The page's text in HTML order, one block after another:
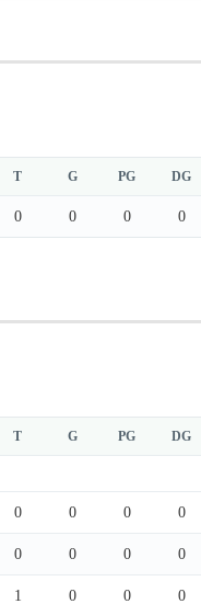
T G PG DG
0 0 0 0
T G PG DG
0 0 0 0
0 0 0 0
1 0 0 0